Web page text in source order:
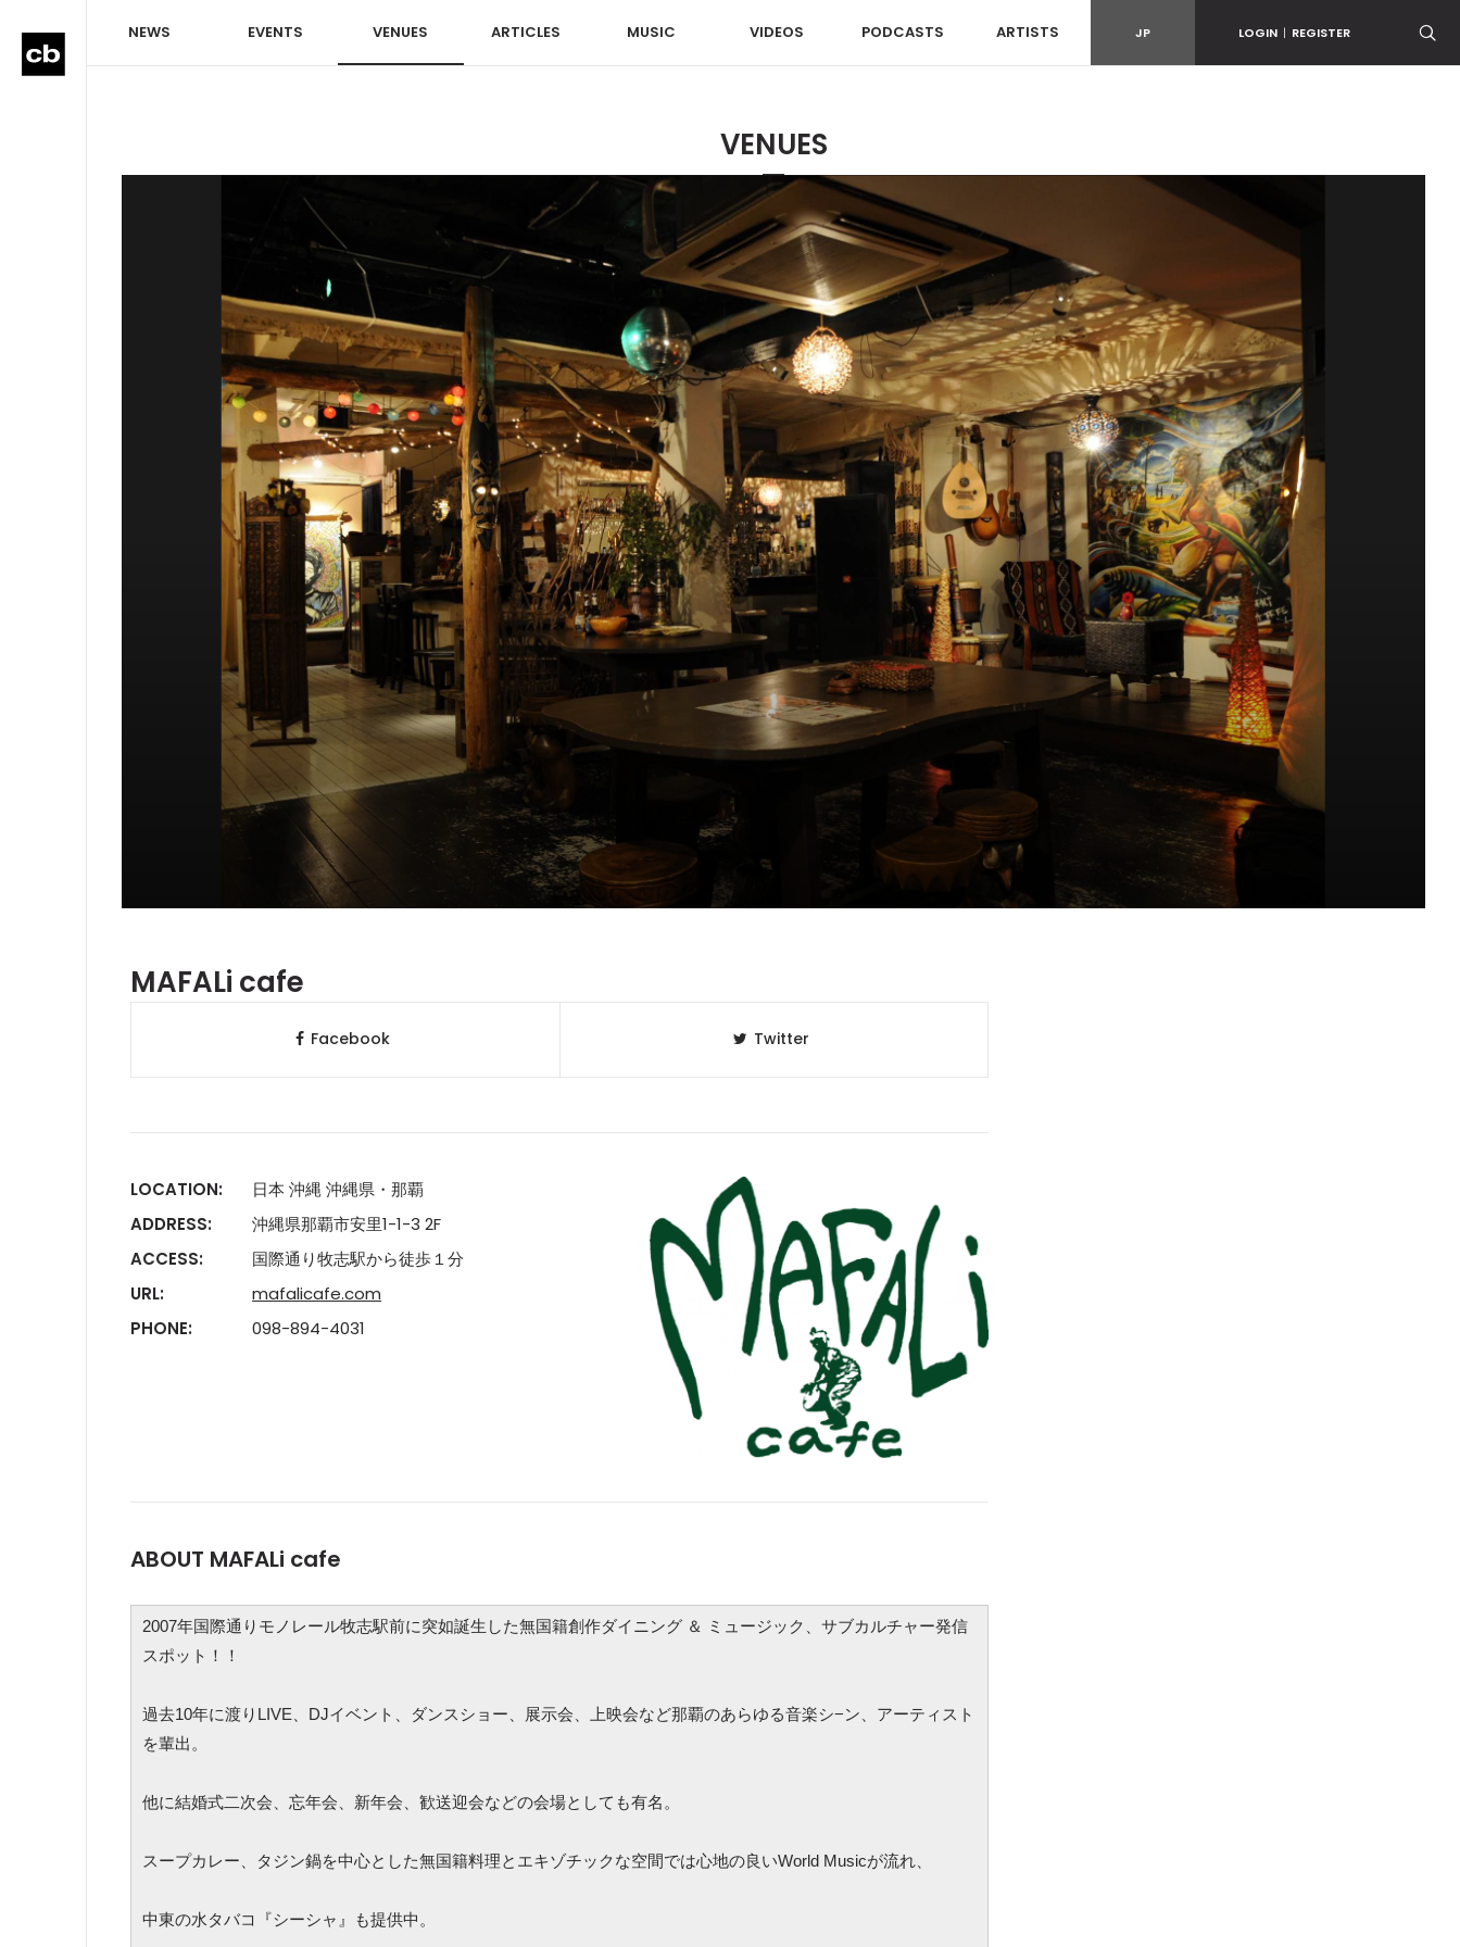
NEWS EVENTS VENUES ARTICLES MUSIC VIDEOS PODCASTS ARTISTS JP LOGIN | REGISTER
VENUES
MAFALi cafe
Facebook Twitter
LOCATION:
日本 沖縄 沖縄県・那覇
ADDRESS:
沖縄県那覇市安里1-1-3 2F
ACCESS:
国際通り牧志駅から徒歩１分
URL:
mafalicafe.com
PHONE:
098-894-4031
ABOUT MAFALi cafe
2007年国際通りモノレール牧志駅前に突如誕生した無国籍創作ダイニング ＆ ミュージック、サブカルチャー発信
スポット！！
過去10年に渡りLIVE、DJイベント、ダンスショー、展示会、上映会など那覇のあらゆる音楽シ−ン、アーティスト
を輩出。
他に結婚式二次会、忘年会、新年会、歓送迎会などの会場としても有名。
スープカレー、タジン鍋を中心とした無国籍料理とエキゾチックな空間では心地の良いWorld Musicが流れ、
中東の水タバコ『シーシャ』も提供中。